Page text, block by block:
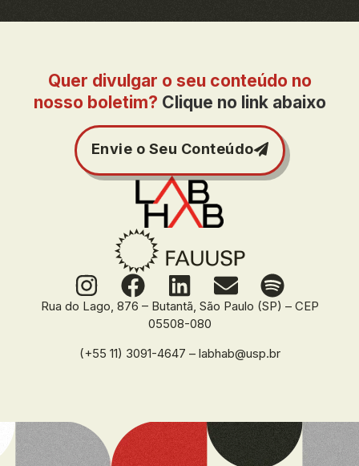
Rua do Lago, 876 – Butantã, São Paulo (SP) – CEP
05508-080
(+55 11) 3091-4647 – labhab@usp.br
Quer divulgar o seu conteúdo no
nosso boletim? Clique no link abaixo
Envie o Seu Conteúdo